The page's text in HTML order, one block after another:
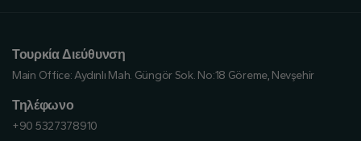
Τουρκία Διεύθυνση
Main Office:Aydınlı Mah. Güngör Sok. No:18 Göreme, Nevşehir
Τηλέφωνο
+90 5327378910